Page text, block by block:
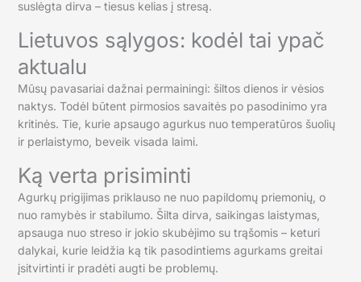
suslėgta dirva – tiesus kelias į stresą.
Lietuvos sąlygos: kodėl tai ypač
aktualu
Mūsų pavasariai dažnai permainingi: šiltos dienos ir vėsios
naktys. Todėl būtent pirmosios savaitės po pasodinimo yra
kritinės. Tie, kurie apsaugo agurkus nuo temperatūros šuolių
ir perlaistymo, beveik visada laimi.
Ką verta prisiminti
Agurkų prigijimas priklauso ne nuo papildomų priemonių, o
nuo ramybės ir stabilumo. Šilta dirva, saikingas laistymas,
apsauga nuo streso ir jokio skubėjimo su trąšomis – keturi
dalykai, kurie leidžia ką tik pasodintiems agurkams greitai
įsitvirtinti ir pradėti augti be problemų.